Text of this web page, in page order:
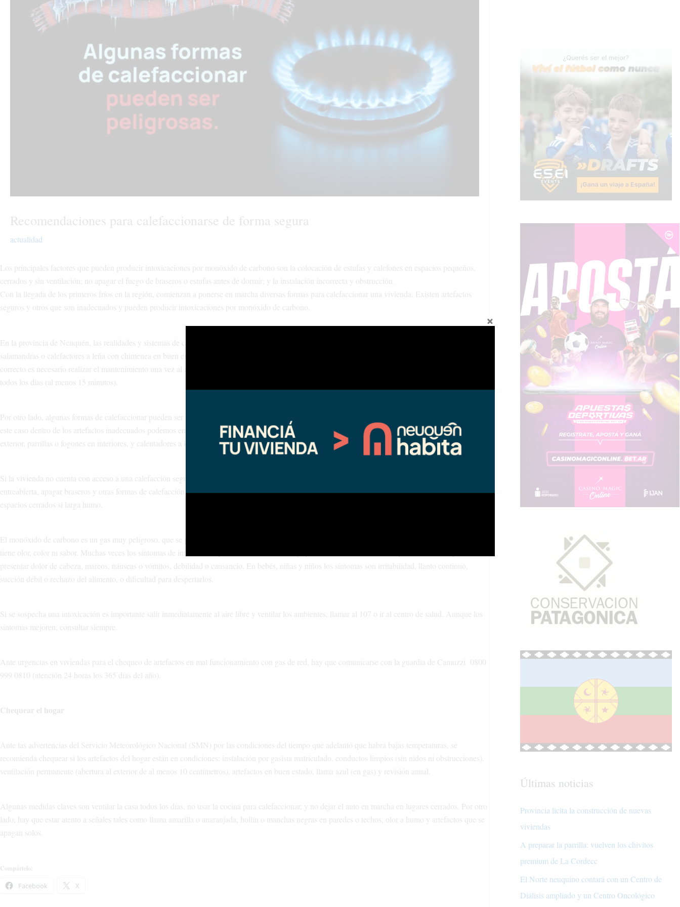
Recomendaciones para calefaccionarse de forma segura
actualidad
Los principales factores que pueden producir intoxicaciones por monóxido de carbono son la colocación de estufas y calefones en espacios pequeños,
cerrados y sin ventilación; no apagar el fuego de braseros o estufas antes de dormir; y la instalación incorrecta y obstrucción.
Con la llegada de los primeros fríos en la región, comienzan a ponerse en marcha diversas formas para calefaccionar una vivienda. Existen artefactos
seguros y otros que son inadecuados y pueden producir intoxicaciones por monóxido de carbono.
En la provincia de Neuquén, las realidades y sistemas de calefacción son diferentes. Las estufas a gas con salida al exterior (tiro balanceado), las
salamandras o calefactores a leña con chimenea en buen estado y los calefactores eléctricos son artefactos seguros para los hogares. Para que su uso sea
correcto es necesario realizar el mantenimiento una vez al año por gasista matriculado, dejar una abertura mínima (10 centímetros) y ventilar los ambientes
todos los días (al menos 15 minutos).
Por otro lado, algunas formas de calefaccionar pueden ser peligrosas, y tener un alto riesgo de generar monóxido de carbono por la mala combustión. En
este caso dentro de los artefactos inadecuados podemos encontrar braseros a carbón o leña, hornallas u horno para calefaccionar, estufas sin salida al
exterior, parrillas o fogones en interiores, y calentadores a kerosene sin ventilación.
Si la vivienda no cuenta con acceso a una calefacción segura, para evitar intoxicaciones se aconseja ventilar siempre el ambiente, mantener una ventana
entreabierta, apagar braseros y otras formas de calefacción a leña antes de dormir, encender y apagar braseros fuera de la casa, y no ingresar brasero a
espacios cerrados si larga humo.
El monóxido de carbono es un gas muy peligroso, que se produce por falta de oxígeno en la combustión. Puede generarse con gas, leña o carbón; y no
tiene olor, color ni sabor. Muchas veces los síntomas de intoxicación pueden confundirse con gripe o malestar estomacal. Las personas adultas pueden
presentar dolor de cabeza, mareos, náuseas o vómitos, debilidad o cansancio. En bebés, niñas y niños los síntomas son irritabilidad, llanto continuo,
succión débil o rechazo del alimento, o dificultad para despertarlos.
Si se sospecha una intoxicación es importante salir inmediatamente al aire libre y ventilar los ambientes, llamar al 107 o ir al centro de salud. Aunque los
síntomas mejoren, consultar siempre.
Ante urgencias en viviendas para el chequeo de artefactos en mal funcionamiento con gas de red, hay que comunicarse con la guardia de Camuzzi 0800
999 0810 (atención 24 horas los 365 días del año).
Chequear el hogar
Ante las advertencias del Servicio Meteorológico Nacional (SMN) por las condiciones del tiempo que adelantó que habrá bajas temperaturas, se
recomienda chequear si los artefactos del hogar están en condiciones: instalación por gasista matriculado, conductos limpios (sin nidos ni obstrucciones),
ventilación permanente (abertura al exterior de al menos 10 centímetros), artefactos en buen estado, llama azul (en gas) y revisión anual.
Algunas medidas claves son ventilar la casa todos los días, no usar la cocina para calefaccionar, y no dejar el auto en marcha en lugares cerrados. Por otro
lado, hay que estar atento a señales tales como llama amarilla o anaranjada, hollín o manchas negras en paredes o techos, olor a humo y artefactos que se
apagan solos.
Compártelo:
Facebook X
Últimas noticias
Provincia licita la construcción de nuevas
viviendas
A preparar la parrilla: vuelven los chivitos
premium de La Cordecc
El Norte neuquino contará con un Centro de
Diálisis ampliado y un Centro Oncológico